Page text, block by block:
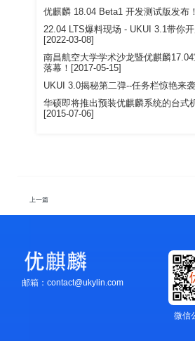
优麒麟 18.04 Beta1 开发测试版发布
22.04 LTS爆料现场 - UKUI 3.1带你开
[2022-03-08]
南昌航空大学学术沙龙暨优麒麟
落幕！[2017-05-15]
UKUI 3.0揭秘第二弹--任务栏惊艳来
华硕即将推出预装优麒麟系统的台式
[2015-07-06]
上一篇
邮箱：contact@ukylin.com
微信